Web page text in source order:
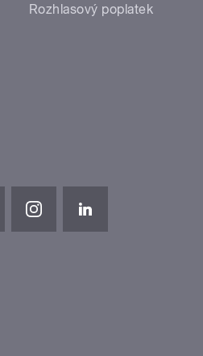
Rozhlasový poplatek